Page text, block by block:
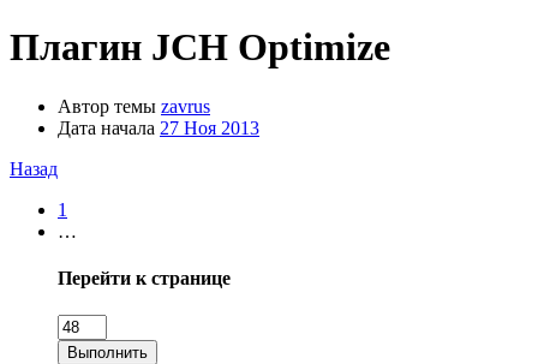
Плагин JCH Optimize
Автор темы zavrus
Дата начала 27 Ноя 2013
Назад
1
…
Перейти к странице
Выполнить